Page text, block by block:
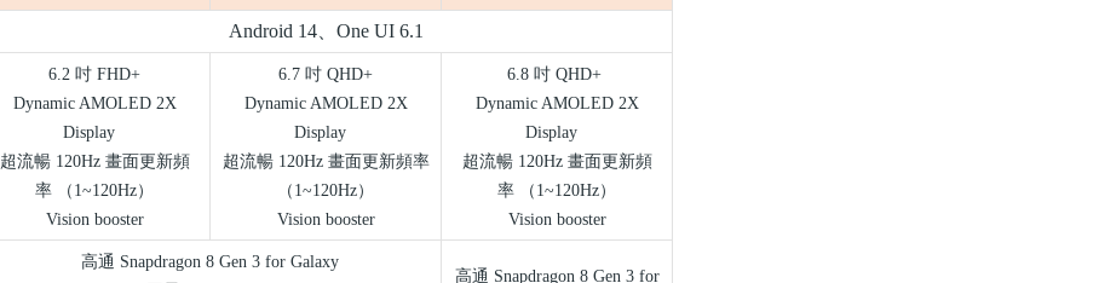
Android 14、 One UI 6.1
6.2 吋 FHD+
Dynamic AMOLED 2X
Display
超流暢120Hz 畫面更新頻
率
（ 1~120Hz）
Vision booster
6.7 吋 QHD+
Dynamic AMOLED 2X
Display
超流暢120Hz 畫面更新頻率
（ 1~120Hz）
Vision booster
6.8 吋 QHD+
Dynamic AMOLED 2X
Display
超流暢120Hz 畫面更新頻
率
（ 1~120Hz）
Vision booster
高通 Snapdragon 8 Gen 3 for Galaxy
高通 Snapdragon 8 Gen 3 for